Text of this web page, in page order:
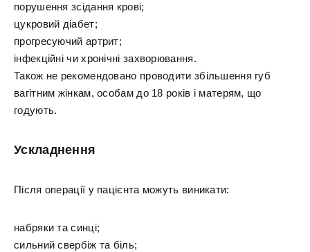
порушення зсідання крові;
цукровий діабет;
прогресуючий артрит;
інфекційні чи хронічні захворювання.
Також не рекомендовано проводити збільшення губ
вагітним жінкам, особам до 18 років і матерям, що
годують.
Ускладнення
Після операції у пацієнта можуть виникати:
набряки та синці;
сильний свербіж та біль;